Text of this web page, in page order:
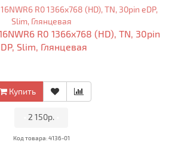
R0 1366x768 (HD), TN, 30pin
Slim, Глянцевая
Купить
2 150р.
Код товара: 4136-01